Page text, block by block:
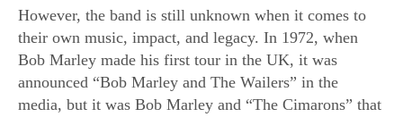
However, the band is still unknown when it comes to
their own music, impact, and legacy. In 1972, when
Bob Marley made his first tour in the UK, it was
announced “Bob Marley and The Wailers” in the
media, but it was Bob Marley and “The Cimarons” that